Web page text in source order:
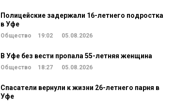
Полицейские задержали 16-летнего подростка
в Уфе
Общество 19:02 05.08.2026
В Уфе без вести пропала 55-летняя женщина
Общество 18:27 05.08.2026
Спасатели вернули к жизни 26-летнего парня в
Уфе